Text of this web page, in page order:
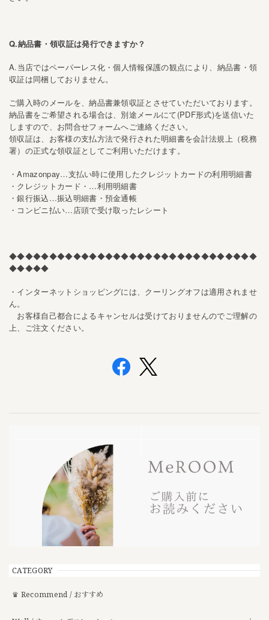
CATEGORY
♛ Recommend / おすすめ
Q.納品書・領収証は発行できますか？
A.当店ではペーパーレス化・個人情報保護の観点により、納品書・領
収証は同梱しておりません。
ご購入時のメールを、納品書兼領収証とさせていただいております。
納品書をご希望される場合は、別途メールにて(PDF形式)を送信いた
しますので、お問合せフォームへご連絡ください。
領収証は、お客様の支払方法で発行された明細書を会計法規上（税務
署）の正式な領収証としてご利用いただけます。
・Amazonpay…支払い時に使用したクレジットカードの利用明細書
・クレジットカード・…利用明細書
・銀行振込…振込明細書・預金通帳
・ コンビニ払い… 店頭で受け取ったレシート
◆◆◆◆◆◆◆◆◆◆◆◆◆◆◆◆◆◆◆◆◆◆◆◆◆◆◆◆◆◆◆
◆◆◆◆◆
・ インターネットショッピングには、 クーリングオフは適用されませ
ん。
お客様自己都合によるキャンセルは受けておりませんのでご理解の
上、ご注文ください。